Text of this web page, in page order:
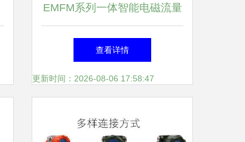
EMFM系列一体智能电磁流量
计产品简介
查看详情
更新时间：2026-08-06 17:58:47